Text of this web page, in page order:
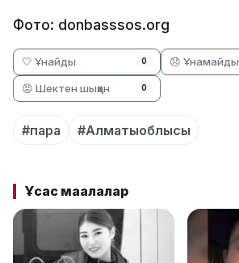
Фото: donbasssos.org
🤍 Ұнайды 0 😞 Ұнамайды
😡 Шектен шыққан 0
#пара #Алматыоблысы
Ұқсас мақалалар